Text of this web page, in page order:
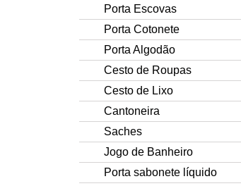
Porta Escovas
Porta Cotonete
Porta Algodão
Cesto de Roupas
Cesto de Lixo
Cantoneira
Saches
Jogo de Banheiro
Porta sabonete líquido